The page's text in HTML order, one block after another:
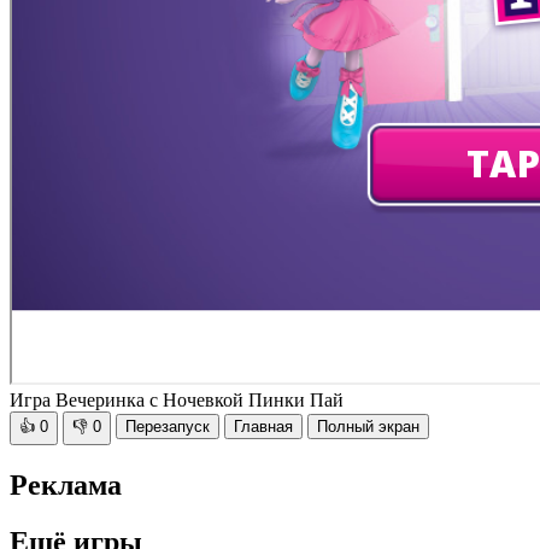
Игра Вечеринка с Ночевкой Пинки Пай
👍 0 👎 0 Перезапуск Главная Полный экран
Реклама
Ещё игры